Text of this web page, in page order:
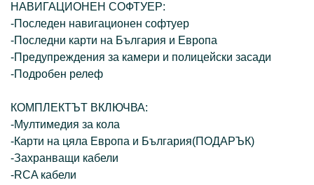
НАВИГАЦИОНЕН СОФТУЕР:
-Последен навигационен софтуер
-Последни карти на България и Европа
-Предупреждения за камери и полицейски засади
-Подробен релеф
КОМПЛЕКТЪТ ВКЛЮЧВА:
-Мултимедия за кола
-Карти на цяла Европа и България(ПОДАРЪК)
-Захранващи кабели
-RCA кабели